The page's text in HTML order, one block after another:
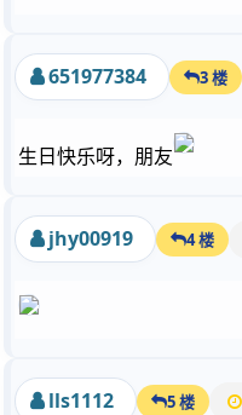
651977384 3 楼
生日快乐呀，朋友
jhy00919 4 楼
lls1112 5 楼